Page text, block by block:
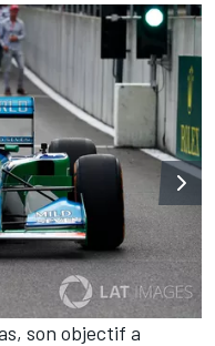
son objectif a